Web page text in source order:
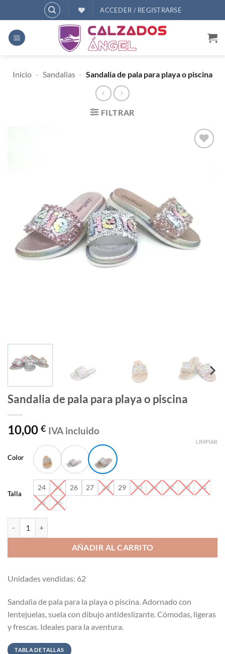
al
contenido
ACCEDER / REGISTRARSE
Inicio - Sandalias - Sandalia de pala para playa o piscina
FILTRAR
Sandalia de pala para playa o piscina
10,00 € IVA incluido
Color
Talla
24 25 26 27 28 29 30 31 32 33
34
35
36
LIMPIAR
AÑADIR AL CARRITO
Unidades vendidas: 62
Sandalia de pala para la playa o piscina. Adornado con
lentejuelas, suela con dibujo antideslizante. Cómodas, ligeras
y frescas. Ideales para la aventura.
TABLA DE TALLAS